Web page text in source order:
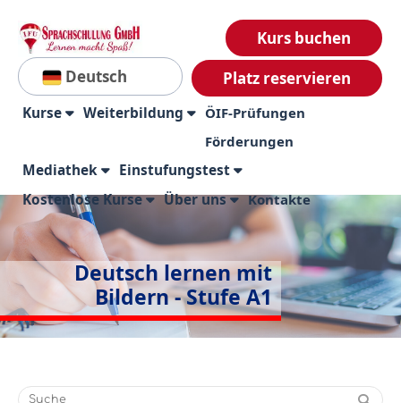
Deutsch
Kurs buchen
Platz reservieren
Kurse Weiterbildung
ÖIF-Prüfungen
Förderungen
Mediathek
Einstufungstest
Kostenlose Kurse
Über uns Kontakte
Deutsch lernen mit
Bildern - Stufe A1